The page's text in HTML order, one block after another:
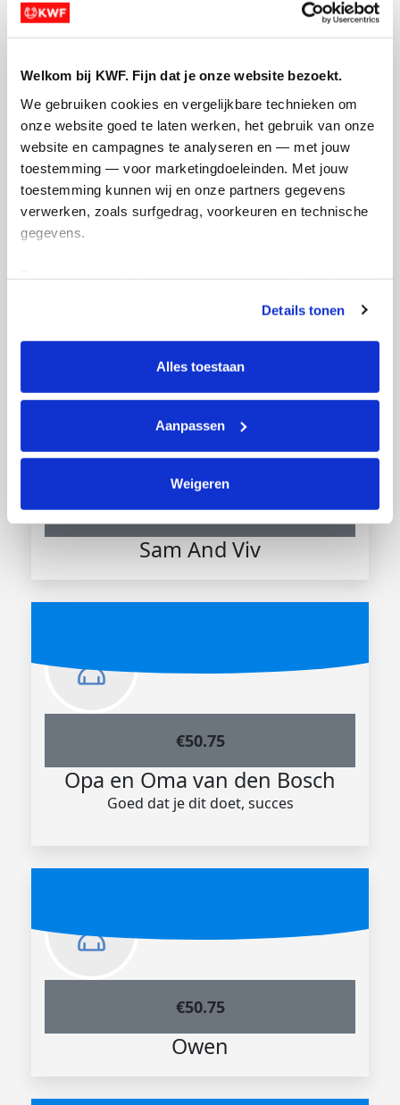
Welkom bij KWF. Fijn dat je onze website bezoekt.
We gebruiken cookies en vergelijkbare technieken om
onze website goed te laten werken, het gebruik van onze
website en campagnes te analyseren en — met jouw
toestemming — voor marketingdoeleinden. Met jouw
toestemming kunnen wij en onze partners gegevens
verwerken, zoals surfgedrag, voorkeuren en technische
gegevens.
tonen. Je kunt je toestemming op elk moment wijzigen of
intrekken via Cookie instellingen onderaan de pagina. De
lijst met cookies is te vinden in het tabblad “details”.
Details tonen
Alles toestaan
Aanpassen
Weigeren
Heel veel succes! 💪🫶
Marije
€50.75
Sam And Viv
€50.75
Opa en Oma van den Bosch
Goed dat je dit doet, succes
€50.75
Owen